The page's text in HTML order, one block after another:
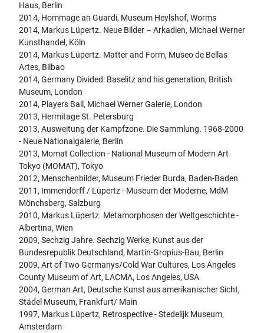
Haus, Berlin
2014, Hommage an Guardi, Museum Heylshof, Worms
2014, Markus Lüpertz. Neue Bilder – Arkadien, Michael Werner
Kunsthandel, Köln
2014, Markus Lüpertz. Matter and Form, Museo de Bellas
Artes, Bilbao
2014, Germany Divided: Baselitz and his generation, British
Museum, London
2014, Players Ball, Michael Werner Galerie, London
2013, Hermitage St. Petersburg
2013, Ausweitung der Kampfzone. Die Sammlung. 1968-2000
- Neue Nationalgalerie, Berlin
2013, Momat Collection - National Museum of Modern Art
Tokyo (MOMAT), Tokyo
2012, Menschenbilder, Museum Frieder Burda, Baden-Baden
2011, Immendorff / Lüpertz - Museum der Moderne, MdM
Mönchsberg, Salzburg
2010, Markus Lüpertz. Metamorphosen der Weltgeschichte -
Albertina, Wien
2009, Sechzig Jahre. Sechzig Werke, Kunst aus der
Bundesrepublik Deutschland, Martin-Gropius-Bau, Berlin
2009, Art of Two Germanys/Cold War Cultures, Los Angeles
County Museum of Art, LACMA, Los Angeles, USA
2004, German Art, Deutsche Kunst aus amerikanischer Sicht,
Städel Museum, Frankfurt/ Main
1997, Markus Lüpertz, Retrospective - Stedelijk Museum,
Amsterdam